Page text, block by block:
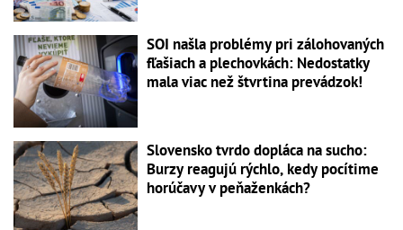
SOI našla problémy pri zálohovaných
fľašiach a plechovkách: Nedostatky
mala viac než štvrtina prevádzok!
Slovensko tvrdo dopláca na sucho:
Burzy reagujú rýchlo, kedy pocítime
horúčavy v peňaženkách?